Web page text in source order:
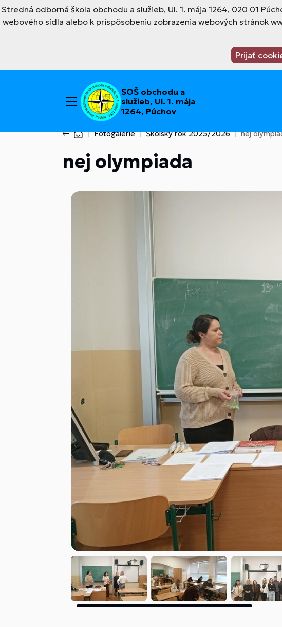
Stredná odborná škola obchodu a služieb, Ul. 1. mája 1264, 020 01
webového sídla alebo k prispôsobeniu zobrazenia webových stránok
Prijať
SOŠ obchodu a
služieb, Ul. 1. mája
1264, Púchov
Fotogalérie Školský rok 2025/2026 nej
nej olympiada